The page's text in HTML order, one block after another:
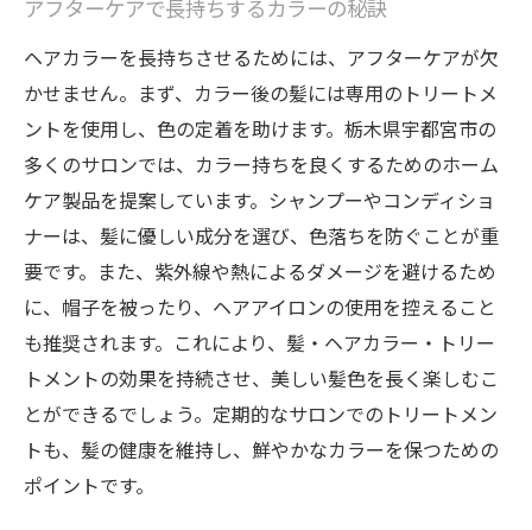
アフターケアで長持ちするカラーの秘訣
ヘアカラーを長持ちさせるためには、アフターケアが欠
かせません。まず、カラー後の髪には専用のトリートメ
ントを使用し、色の定着を助けます。栃木県宇都宮市の
多くのサロンでは、カラー持ちを良くするためのホーム
ケア製品を提案しています。シャンプーやコンディショ
ナーは、髪に優しい成分を選び、色落ちを防ぐことが重
要です。また、紫外線や熱によるダメージを避けるため
に、帽子を被ったり、ヘアアイロンの使用を控えること
も推奨されます。これにより、髪・ヘアカラー・トリー
トメントの効果を持続させ、美しい髪色を長く楽しむこ
とができるでしょう。定期的なサロンでのトリートメン
トも、髪の健康を維持し、鮮やかなカラーを保つための
ポイントです。